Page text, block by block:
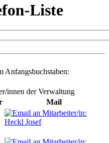
Liste
Anfangsbuchstaben:
innen der Verwaltung
Mail